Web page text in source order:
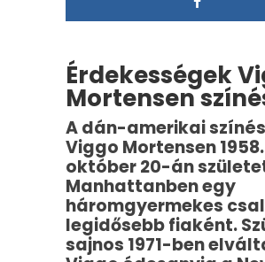
Érdekességek
Mortensen
A dán-amerikai
Viggo Mortensen 1958.
október 20-án
Manhattanben egy
háromgyermekes
legidősebb fiaként.
sajnos 1971-ben